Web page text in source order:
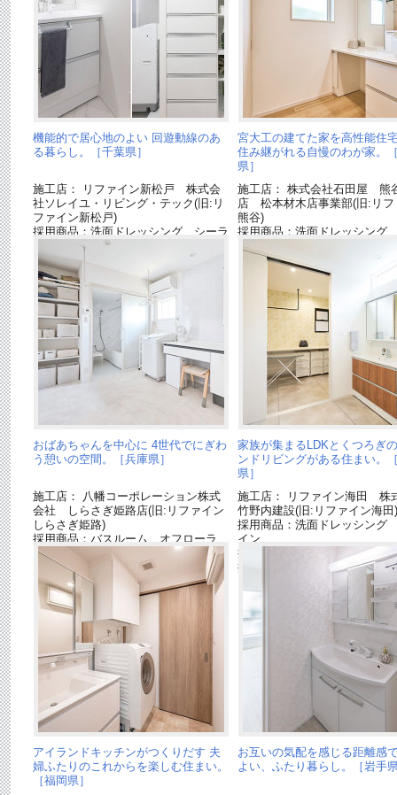
機能的で居心地のよい 回遊動線のあ
る暮らし。［千葉県］
施工店： リファイン新松戸 株式会
社ソレイユ・リビング・テック(旧:リ
ファイン新松戸)
採用商品：洗面ドレッシング シーラ
宮大工の建てた家を高性能住
住み継がれる自慢のわが家。
県］
施工店： 株式会社石田屋 熊
店 松本材木店事業部(旧:リフ
熊谷)
採用商品：洗面ドレッシング
おばあちゃんを中心に 4世代でにぎわ
う憩いの空間。［兵庫県］
施工店： 八幡コーポレーション株式
会社 しらさぎ姫路店(旧:リファイン
しらさぎ姫路)
採用商品：バスルーム オフローラ
家族が集まるLDKとくつろぎ
ンドリビングがある住まい。
県］
施工店： リファイン海田 株
竹野内建設(旧:リファイン海田)
採用商品：洗面ドレッシング
イン
採用商品：内装ドア ベリテ
採用商品：マイスターズウッ
アイランドキッチンがつくりだす 夫
婦ふたりのこれからを楽しむ住まい。
［福岡県］
お互いの気配を感じる距離感
よい、ふたり暮らし。［岩手